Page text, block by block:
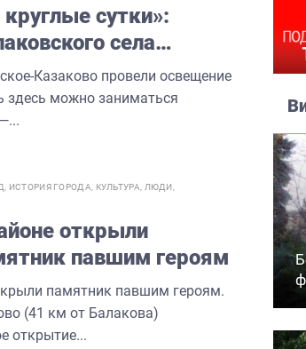
сутки»:
села
на спортплощадку
Казаково провели освещение
здесь можно заниматься
ИСТОРИЯ ГОРОДА КУЛЬТУРА ЛЮДИ
открыли
павшим героям
памятник павшим героям.
(41 км от Балакова)
открытие...